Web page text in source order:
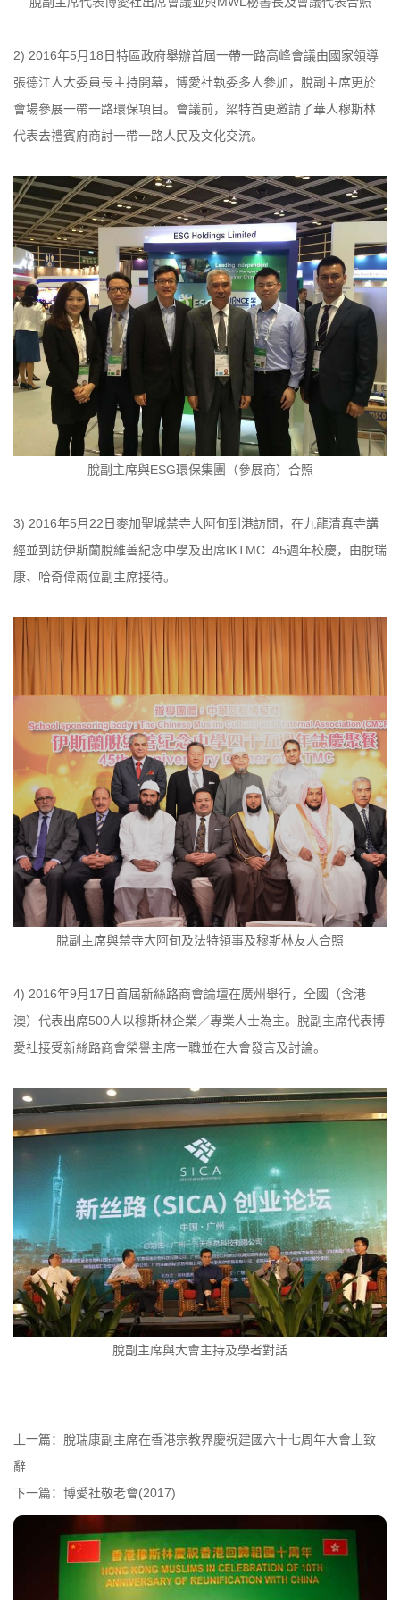
2) 2016年5月18日特區政府舉辦首屆一帶一路高峰會議由國家領導
張德江人大委員長主持開幕，博愛社執委多人參加，脫副主席更於
會場參展一帶一路環保項目。會議前，梁特首更邀請了華人穆斯林
代表去禮賓府商討一帶一路人民及文化交流。
脫副主席與ESG環保集團（參展商）合照
3) 2016年5月22日麥加聖城禁寺大阿旬到港訪問，在九龍清真寺講
經並到訪伊斯蘭脫維善紀念中學及出席IKTMC 45週年校慶，由脫瑞
康、哈奇偉兩位副主席接待。
脫副主席與禁寺大阿旬及法特領事及穆斯林友人合照
4) 2016年9月17日首屆新絲路商會論壇在廣州舉行，全國（含港
澳）代表出席500人以穆斯林企業／專業人士為主。脫副主席代表博
愛社接受新絲路商會榮譽主席一職並在大會發言及討論。
脫副主席與大會主持及學者對話
上一篇： 脫瑞康副主席在香港宗教界慶祝建國六十七周年大會上致
辭
下一篇： 博愛社敬老會(2017)